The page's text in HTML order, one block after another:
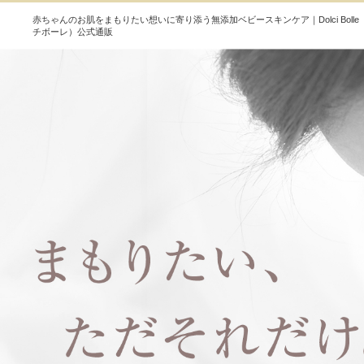
赤ちゃんのお肌をまもりたい想いに寄り添う無添加ベビースキンケア｜Dolci Bolle
チボーレ）公式通販